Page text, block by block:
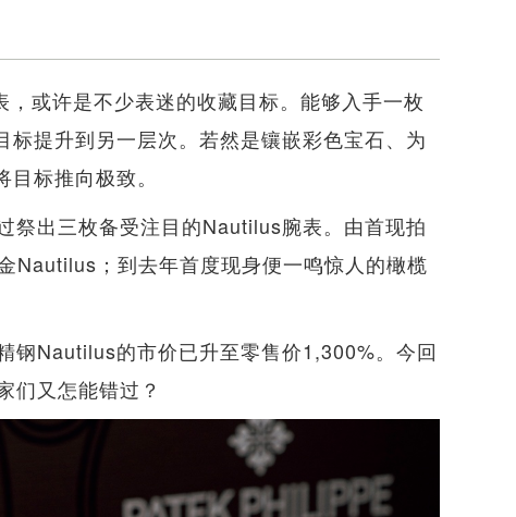
或许是不少表迷的收藏目标。能够入手一枚
提升到另一层次。若然是镶嵌彩色宝石、为
标推向极致。
祭出三枚备受注目的Nautilus腕表。由首现拍
Nautilus；到去年首度现身便一鸣惊人的橄榄
钢Nautilus的市价已升至零售价1,300%。今回
们又怎能错过？